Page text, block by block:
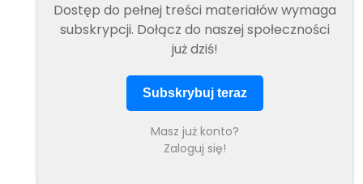
Dostęp do pełnej treści materiałów wymaga
subskrypcji. Dołącz do naszej społeczności
już dziś!
Subskrybuj teraz
Masz już konto?
Zaloguj się!